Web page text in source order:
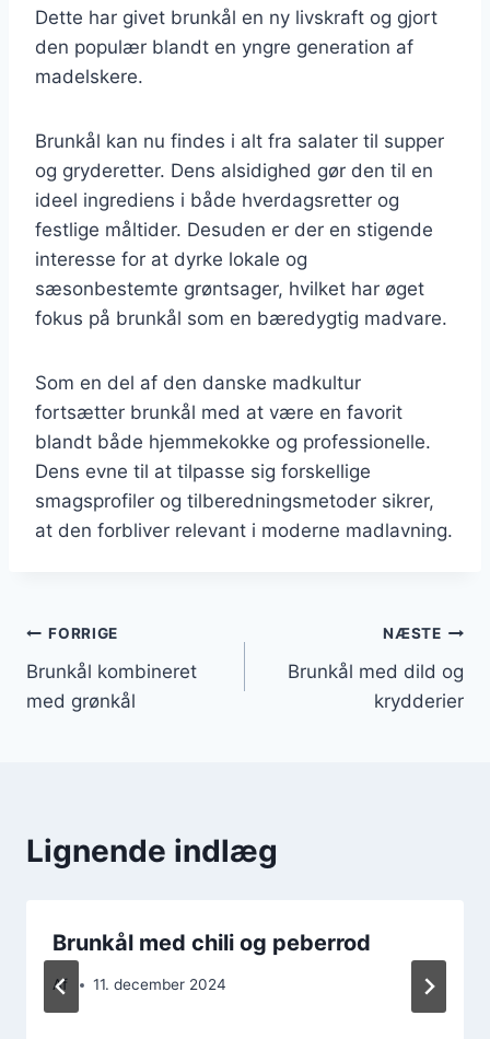
Dette har givet brunkål en ny livskraft og gjort
den populær blandt en yngre generation af
madelskere.
Brunkål kan nu findes i alt fra salater til supper
og gryderetter. Dens alsidighed gør den til en
ideel ingrediens i både hverdagsretter og
festlige måltider. Desuden er der en stigende
interesse for at dyrke lokale og
sæsonbestemte grøntsager, hvilket har øget
fokus på brunkål som en bæredygtig madvare.
Som en del af den danske madkultur
fortsætter brunkål med at være en favorit
blandt både hjemmekokke og professionelle.
Dens evne til at tilpasse sig forskellige
smagsprofiler og tilberedningsmetoder sikrer,
at den forbliver relevant i moderne madlavning.
Indlægsnavigation
FORRIGE
Brunkål kombineret
med grønkål
NÆSTE
Brunkål med dild og
krydderier
Lignende indlæg
Brunkål med chili og peberrod
Af 11. december 2024